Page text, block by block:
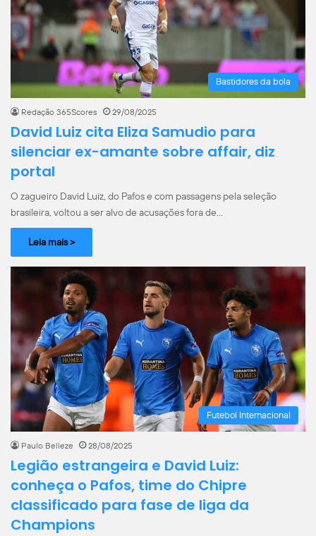
Bastidores da bola
Redação 365Scores 29/08/2025
David Luiz cita Eliza Samudio para
silenciar ex-amante sobre affair, diz
portal
O zagueiro David Luiz, do Pafos e com passagens pela seleção
brasileira, voltou a ser alvo de acusações fora de…
Leia mais >
Futebol Internacional
Paulo Belleze 28/08/2025
Legião estrangeira e David Luiz:
conheça o Pafos, time do Chipre
classificado para fase de liga da
Champions